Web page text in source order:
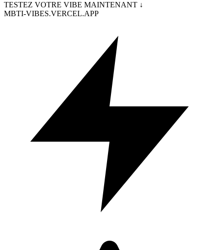
TESTEZ VOTRE VIBE MAINTENANT ↓
MBTI-VIBES.VERCEL.APP